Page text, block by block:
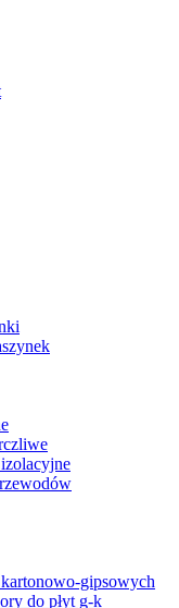
gipsowych
do płyt g-k